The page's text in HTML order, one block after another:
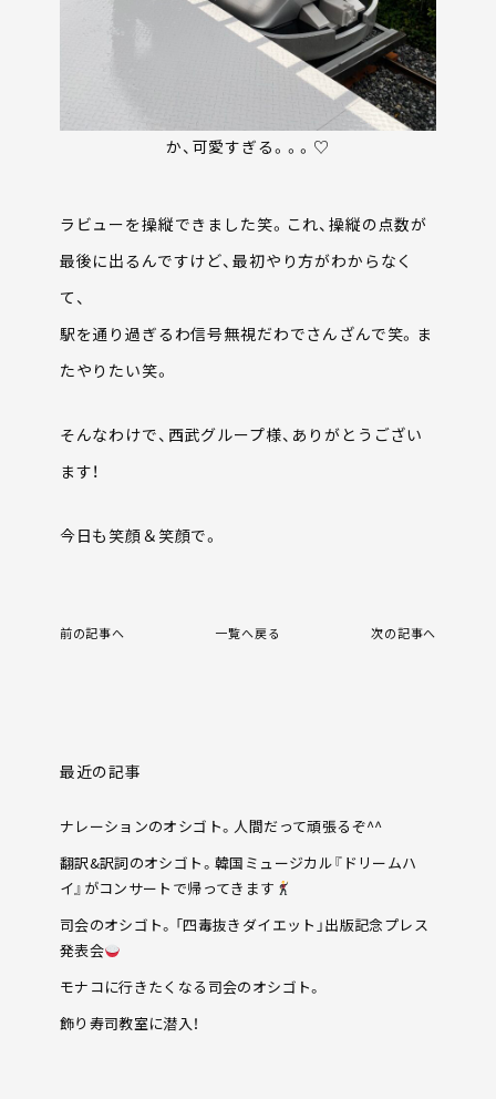
か、可愛すぎる。。。♡
ラビューを操縦できました笑。これ、操縦の点数が
最後に出るんですけど、最初やり方がわからなく
て、
駅を通り過ぎるわ信号無視だわでさんざんで笑。ま
たやりたい笑。
そんなわけで、西武グループ様、ありがとうござい
ます！
今日も笑顔＆笑顔で。
前の記事へ 一覧へ戻る 次の記事へ
最近の記事
ナレーションのオシゴト。人間だって頑張るぞ^^
翻訳&訳詞のオシゴト。韓国ミュージカル『ドリームハ
イ』がコンサートで帰ってきます
司会のオシゴト。「四毒抜きダイエット」出版記念プレス
発表会
モナコに行きたくなる司会のオシゴト。
飾り寿司教室に潜入！